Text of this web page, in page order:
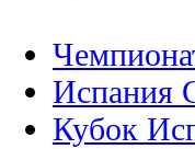
Испания
Кубок